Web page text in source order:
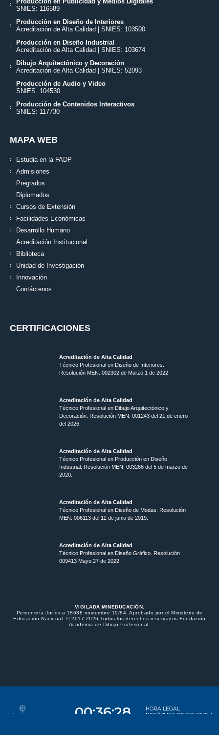
SNIES: 116589
Producción en Diseño de Interiores
Acreditación de Alta Calidad | SNIES: 103500
Producción en Diseño Industrial
Acreditación de Alta Calidad | SNIES: 103674
Dibujo Arquitectónico y Decoración
Acreditación de Alta Calidad | SNIES: 52093
Producción de Audio y Video
SNIES: 104530
Producción de Contenidos Interactivos
SNIES: 117730
MAPA WEB
Estudia en la FADP
Admisiones
Pregrados
Diplomados
Cursos de Extensión
Facilidades Económicas
Desarrollo Humano
Acreditación Institucional
Biblioteca
Unidad de Investigación
Innovación
Contáctenos
CERTIFICACIONES
Acreditación de Alta Calidad
Técnico Profesional en Diseño de Interiores.
Resolución MEN. 002302 de Marzo 1 de 2022.
Acreditación de Alta Calidad
Técnico Profesional en Dibujo Arquitectónico y
Decoración. Resolución MEN. 001243 del 21 de enero
del 2026.
Acreditación de Alta Calidad
Técnico Profesional en Producción en Diseño
Industrial. Resolución MEN. 003266 del 5 de marzo de
2020.
Acreditación de Alta Calidad
Técnico Profesional en Diseño de Modas. Resolución
MEN. 006113 del 12 de junio de 2019.
Acreditación de Alta Calidad
Técnico Profesional en Diseño Gráfico. Resolución
009413 Mayo 27 de 2022.
VIGILADA MINEDUCACIÓN.
Personería Jurídica 18638 noviembre 19/84. Aprobado por el Ministerio de
Educación Nacional. © 2017-2026 Todos los derechos reservados Fundación
Academia de Dibujo Profesional.